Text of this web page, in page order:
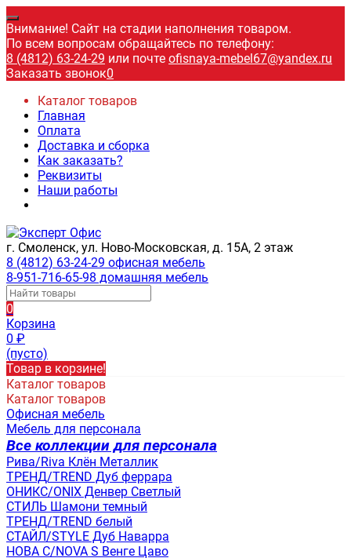
Внимание! Сайт на стадии наполнения товаром.
По всем вопросам обращайтесь по телефону:
8 (4812) 63-24-29 или почте ofisnaya-mebel67@yandex.ru
Заказать звонок0
Каталог товаров
Главная
Оплата
Доставка и сборка
Как заказать?
Реквизиты
Наши работы
г. Смоленск, ул. Ново-Московская, д. 15А, 2 этаж
8 (4812) 63-24-29 офисная мебель
8-951-716-65-98 домашняя мебель
0
Корзина
0 ₽
(пусто)
Товар в корзине!
Каталог товаров
Каталог товаров
Офисная мебель
Мебель для персонала
Все коллекции для персонала
Рива/Riva Клён Металлик
ТРЕНД/TREND Дуб феррара
ОНИКС/ONIX Денвер Светлый
СТИЛЬ Шамони темный
ТРЕНД/TREND белый
СТАЙЛ/STYLE Дуб Наварра
НОВА С/NOVA S Венге Цаво